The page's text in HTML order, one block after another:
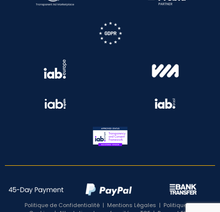
Politique de Confidentialité| Mentions Légales | Politique de